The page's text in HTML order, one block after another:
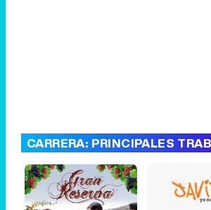
CARRERA: PRINCIPALES